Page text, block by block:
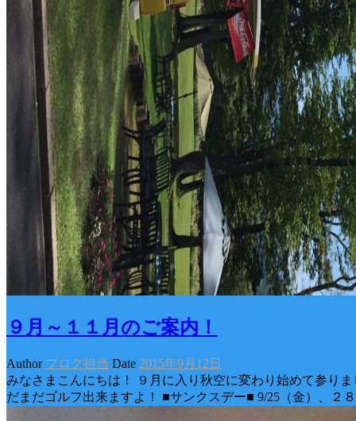
９月～１１月のご案内！
Author ブログ担当 Date 2015年9月12日
みなさまこんにちは！ ９月に入り秋空に変わり始めて参り
だまだゴルフ出来ますよ！ ■サンクスデー■ 9/25（金）、２